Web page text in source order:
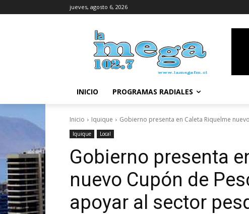
jueves, agosto 6, 2026
INICIO PROGRAMAS RADIALES
Inicio Iquique Gobierno presenta en Caleta Riquelme
Iquique Local
Gobierno presenta
nuevo Cupón de
apoyar al sector